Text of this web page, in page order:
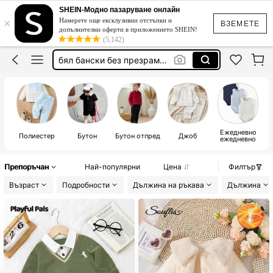
ВЗЕМЕТЕ
×
SHEIN-Модно пазаруване онлайн
Намерете още ексклузивни отстъпки и
допълнителни оферти в приложението SHEIN!
(5,142)
панда неща
градински лампи
дамска рокля официална
панда неща
Полиестер Бутон Бутон отпред Джоб Ежедневно
ежедневно
Препоръчан Най-популярни Цена
Филтър
Възраст
Подробности Дължина на ръкава Дължина